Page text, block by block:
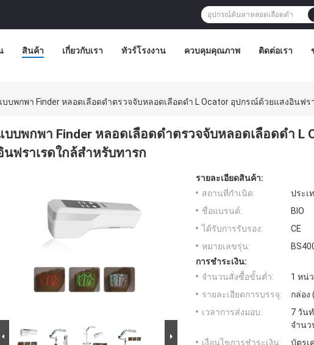
สินค้า เกี่ยวกับเรา ทัวร์โรงงาน ควบคุมคุณภาพ ติดต่อเรา
บบพกพา Finder หลอดเลือดดำตรวจจับหลอดเลือดดำ L Ocator อุปกรณ์ด้วยแสงอินฟร
บบพกพา Finder หลอดเลือดดำตรวจจับหลอดเลือดดำ L
นฟราเรดใกล้สำหรับทารก
รายละเอียดสินค้า:
สถานที่กำเนิด:
ประเ
ชื่อแบรนด์:
BIO
ได้รับการรับรอง:
CE
หมายเลขรุ่น:
การชำระเงิน:
จำนวนสั่งซื้อขั้นต่ำ:
1 หน่
รายละเอียดการบรรจุ:
กล่อง
เวลาการส่งมอบ:
7 วัน
จำนว
เงื่อนไขการชำระเงิน:
บัตรเ